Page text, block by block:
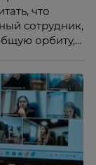
что
сотрудник,
орбиту,
тому, что
выпуска
эксперт по
НИУ ВШЭ и